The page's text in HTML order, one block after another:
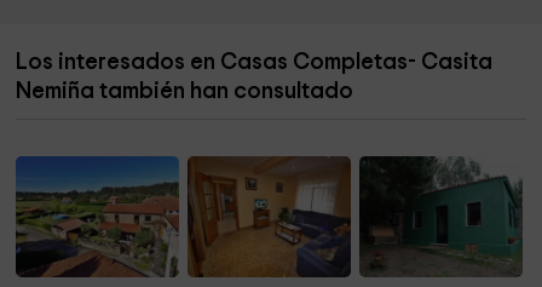
Capela do Pilar 9,0 km
Los interesados en Casas Completas- Casita
Nemiña también han consultado